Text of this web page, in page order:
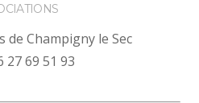
de Champigny le Sec
27 69 51 93